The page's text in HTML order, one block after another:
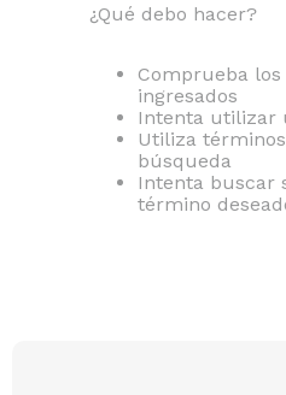
¿Qué debo hacer?
Comprueba
ingresados
Intenta utilizar
Utiliza
búsqueda
Intenta buscar
término